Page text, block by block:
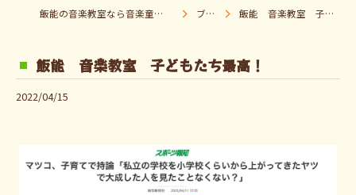
飯能の音楽教室なら音楽童クラブ Pパラダイス ブログ 飯能 音楽教室 子どもたち最高！
飯能 音楽教室 子どもたち最高！
2022/04/15